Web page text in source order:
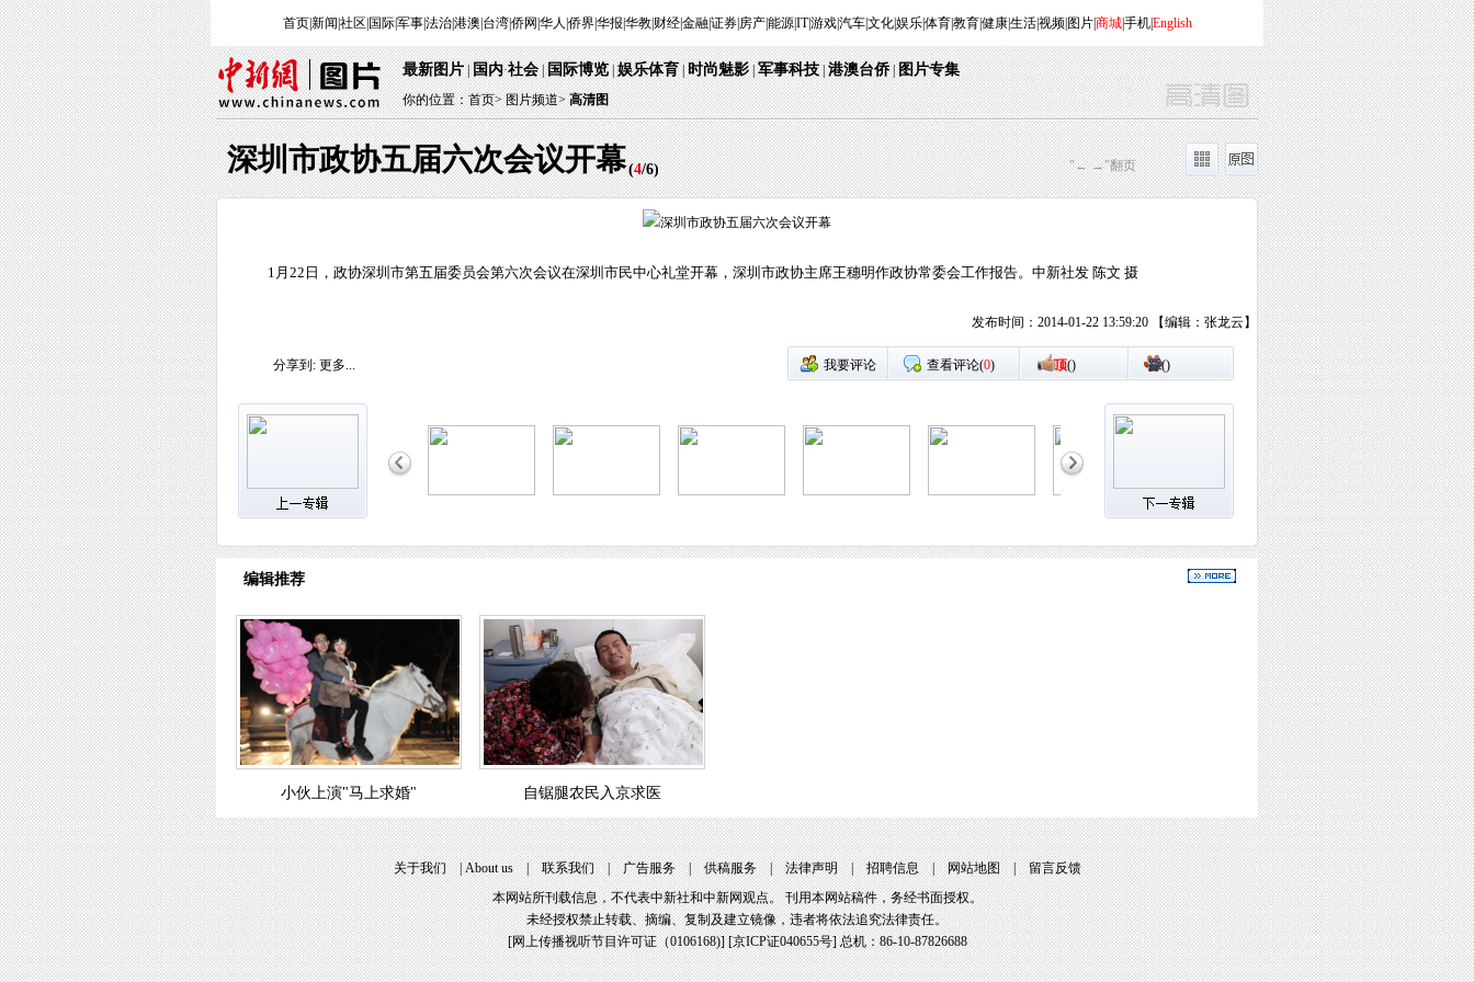
首页|新闻 社区 国际|军事|法治|港澳 台湾|侨网 华人 侨界|华报 华教| 财经|金融|证券| 房产|能源|IT|游戏|汽车|文化|娱乐|体育|教育|健康|生活|视频| 图片|商城|手机|English
最新图片|国内·社会|国际博览|娱乐体育|时尚魅影|军事科技|港澳台侨|图片专集
你的位置：首页>图片频道> 高清图
深圳市政协五届六次会议开幕(4/6) "← →"翻页
1月22日，政协深圳市第五届委员会第六次会议在深圳市民中心礼堂开幕，深圳市政协主席王穗明作政协常委会工作报告。中新社发 陈文 摄
发布时间：2014-01-22 13:59:20 【编辑：张龙云】
分享到: 更多... 我要评论 查看评论(0) 顶() 踩()
编辑推荐
小伙上演"马上求婚" 自锯腿农民入京求医
关于我们|About us|联系我们|广告服务|供稿服务|法律声明|招聘信息|网站地图 |留言反馈
本网站所刊载信息，不代表中新社和中新网观点。 刊用本网站稿件，务经书面授权。
未经授权禁止转载、摘编、复制及建立镜像，违者将依法追究法律责任。
[网上传播视听节目许可证（0106168)] [京ICP证040655号] 总机：86-10-87826688